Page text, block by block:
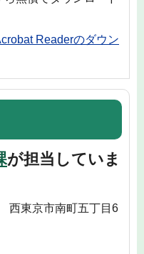
Readerのダウン
が担当していま
東京市南町五丁目6